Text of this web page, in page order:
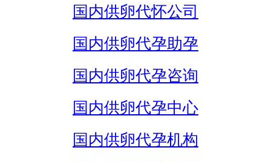
国内供卵代怀公司
国内供卵代孕助孕
国内供卵代孕咨询
国内供卵代孕中心
国内供卵代孕机构